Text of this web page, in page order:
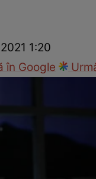
1:20
în Google